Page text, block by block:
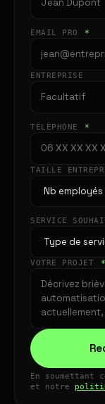
EMAIL PRO *
ENTREPRISE
TÉLÉPHONE *
TAILLE
SERVICE
VOTRE PROJET *
En soumettant
et notre